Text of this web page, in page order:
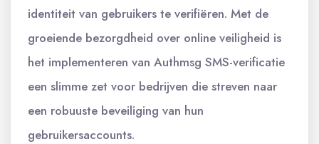
identiteit van gebruikers te verifiëren. Met de
groeiende bezorgdheid over online veiligheid is
het implementeren van Authmsg SMS-verificatie
een slimme zet voor bedrijven die streven naar
een robuuste beveiliging van hun
gebruikersaccounts.